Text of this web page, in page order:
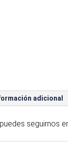
adicional
seguirnos